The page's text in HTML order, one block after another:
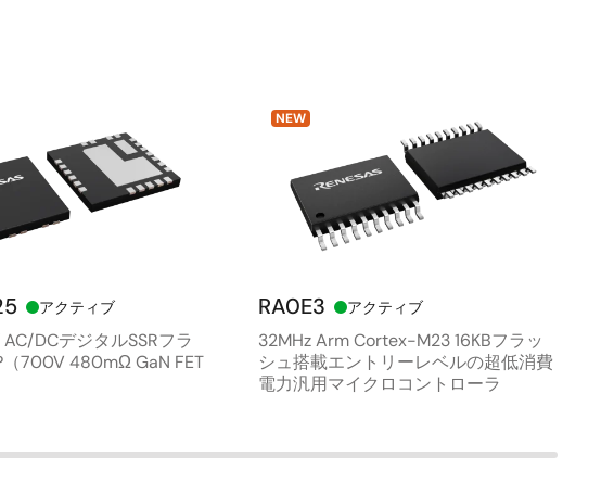
アクティブ
DCデジタルSSRフラ
（700V 480mΩ GaN FET
NEW
RA0E3 アクティブ
32MHz Arm Cortex-M23 16KBフラッ
シュ搭載エントリーレベルの超低消費
電力汎用マイクロコントローラ